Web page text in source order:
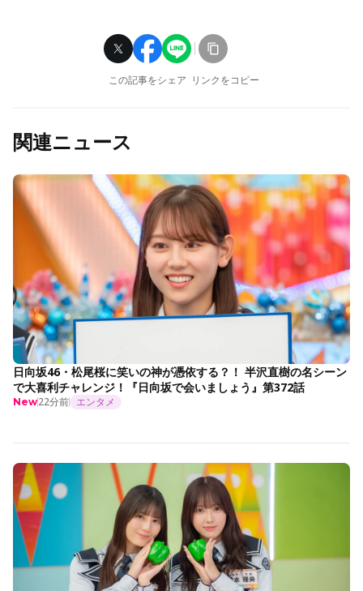
この記事をシェア リンクをコピー
関連ニュース
日向坂46・松尾桜に笑いの神が憑依する？！ 半沢直樹の名シーン
で大喜利チャレンジ！『日向坂で会いましょう』第372話
New22分前 エンタメ